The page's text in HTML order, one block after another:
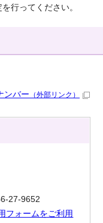
行ってください。
ンバー （外部リンク）
27-9652
フォームをご利用